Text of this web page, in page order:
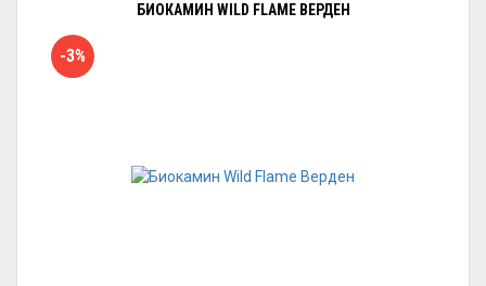
БИОКАМИН WILD FLAME ВЕРДЕН
-3%